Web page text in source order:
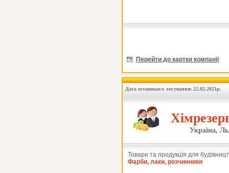
Перейти до картки компанії
Дата останнього логування: 22.02.2021р.
Україна,
Товари та продукція для
Фарби, лаки, розчинники